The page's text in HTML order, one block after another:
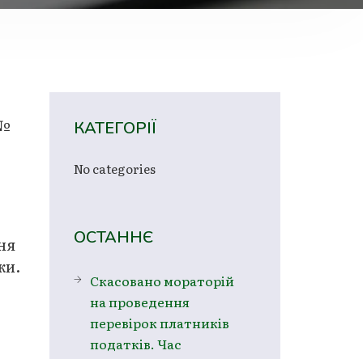
КАТЕГОРІЇ
No categories
ОСТАННЄ
Скасовано мораторій
на проведення
перевірок платників
податків. Час